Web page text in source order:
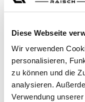
Diese Webseite
Wir verwenden
personalisieren,
zu können und die
analysieren.
Verwendung